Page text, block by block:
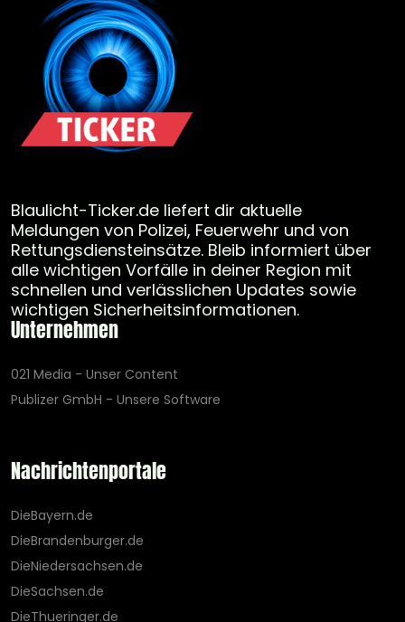
Blaulicht-Ticker.de liefert dir aktuelle
Meldungen von Polizei, Feuerwehr und von
Rettungsdiensteinsätze. Bleib informiert über
alle wichtigen Vorfälle in deiner Region mit
schnellen und verlässlichen Updates sowie
wichtigen Sicherheitsinformationen.
Unternehmen
021 Media - Unser Content
Publizer GmbH - Unsere Software
Nachrichtenportale
DieBayern.de
DieBrandenburger.de
DieNiedersachsen.de
DieSachsen.de
DieThueringer.de